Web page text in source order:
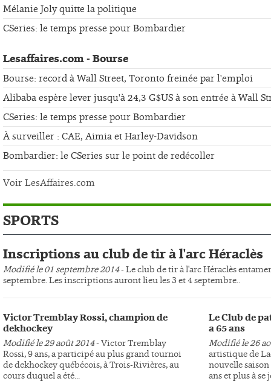
Mélanie Joly quitte la politique
CSeries: le temps presse pour Bombardier
Lesaffaires.com - Bourse
Bourse: record à Wall Street, Toronto freinée par l'emploi
Alibaba espère lever jusqu'à 24,3 G$US à son entrée à Wall
CSeries: le temps presse pour Bombardier
À surveiller : CAE, Aimia et Harley-Davidson
Bombardier: le CSeries sur le point de redécoller
Voir LesAffaires.com
SPORTS
Inscriptions au club de tir à l'arc Héraclès
Modifié le 01 septembre 2014- Le club de tir à l'arc Héraclès
septembre. Les inscriptions auront lieu les 3 et 4 septembre..
Victor Tremblay Rossi, champion de
dekhockey
Modifié le 29 août 2014- Victor Tremblay
Rossi, 9 ans, a participé au plus grand tournoi
de dekhockey québécois, à Trois-Rivières, au
cours duquel a été...
Le Club de
a 65 ans
Modifié le 26
artistique de
nouvelle
ans et plus à se